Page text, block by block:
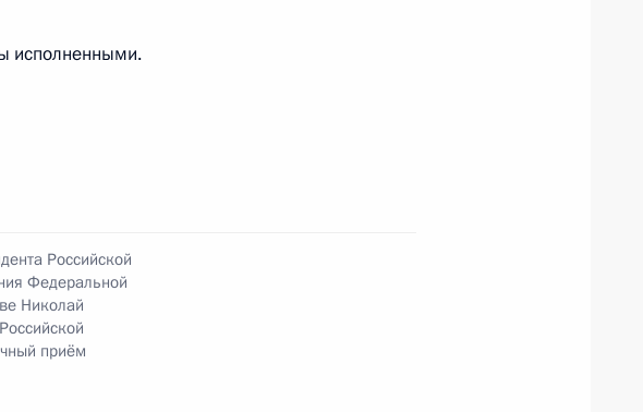
провёл в Приёмной Президента Российской
исполненными.
Российской
Федеральной
Николай
приём